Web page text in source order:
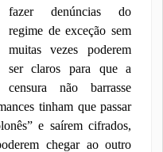
fazer denúncias do
regime de exceção sem
muitas vezes poderem
ser claros para que a
censura não barrasse
tinham que passar
e saírem cifrados,
chegar ao outro